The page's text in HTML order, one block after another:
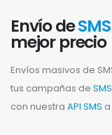
Envío de
mejor precio
Envíos masivos de
tus campañas de
con nuestra API SMS